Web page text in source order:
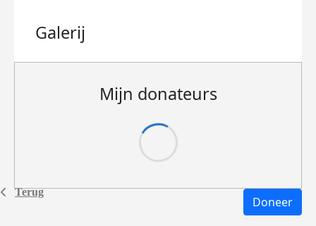
Terug
Galerij
Mijn donateurs
Doneer